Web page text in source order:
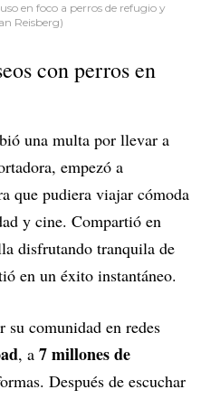
en foco a perros de refugio y
Reisberg)
con perros en
una multa por llevar a
empezó a
que pudiera viajar cómoda
y cine. Compartió en
disfrutando tranquila de
en un éxito instantáneo.
su comunidad en redes
, a 7 millones de
Después de escuchar